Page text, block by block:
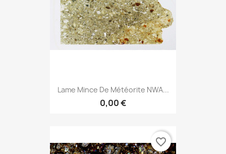
Lame Mince De Météorite NWA...
0,00 €
favorite_border